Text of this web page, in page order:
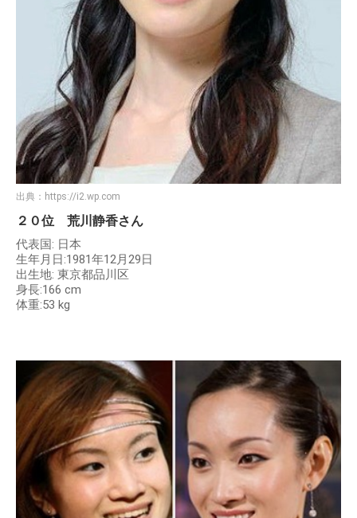
出典： https://i2.wp.com
２０位 荒川静香さん
代表国: 日本
生年月日:1981年12月29日
出生地: 東京都品川区
身長:166 cm
体重:53 kg